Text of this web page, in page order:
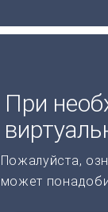
При
Пожалуйста,
может